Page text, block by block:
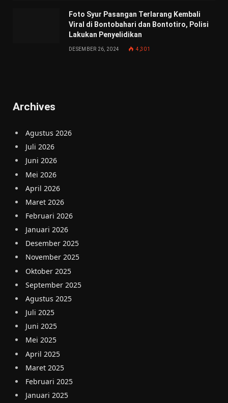
Foto Syur Pasangan Terlarang Kembali
Viral di Bontobahari dan Bontotiro, Polisi
Lakukan Penyelidikan
DESEMBER 26, 2024 4,301
Archives
Agustus 2026
Juli 2026
Juni 2026
Mei 2026
April 2026
Maret 2026
Februari 2026
Januari 2026
Desember 2025
November 2025
Oktober 2025
September 2025
Agustus 2025
Juli 2025
Juni 2025
Mei 2025
April 2025
Maret 2025
Februari 2025
Januari 2025